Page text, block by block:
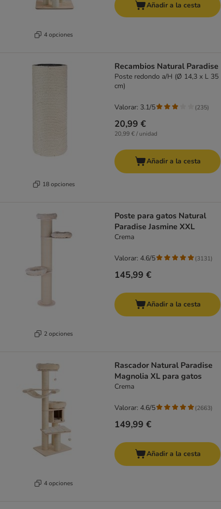
4 opciones
Añadir a la cesta
18 opciones
Recambios Natural Paradise
Poste redondo a/H (Ø 14,3 x L 35
cm)
20,99 €
20,99 € / unidad
Valorar: 3.1/5 (235)
Añadir a la cesta
2 opciones
Poste para gatos Natural
Paradise Jasmine XXL
Crema
145,99 €
Valorar: 4.6/5 (3131)
Añadir a la cesta
4 opciones
Rascador Natural Paradise
Magnolia XL para gatos
Crema
149,99 €
Valorar: 4.6/5 (2663)
Añadir a la cesta